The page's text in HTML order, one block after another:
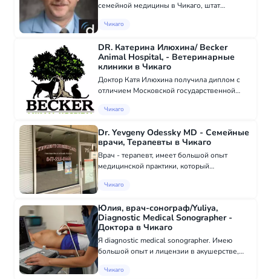
семейной медицины в Чикаго, штат
СПЕЦИАЛЬНОСТЬ: Семейная медицина.
первичной медико-сан...
Чикаго
DR. Катерина Илюхина/ Becker
Animal Hospital, - Ветеринарные
клиники в Чикаго
Доктор Катя Илюхина получила диплом с
отличием Московской государственной
реферальном центре. После переезда в
занималась частной п...
Чикаго
Dr. Yevgeny Odessky MD - Семейные
врачи, Терапевты в Чикаго
Врач - терапевт, имеет большой опыт
медицинской практики, который
Получил медицинскую степень Минского
году. Он работает...
Чикаго
Юлия, врач-сонограф/Yuliya,
Diagnostic Medical Sonographer -
Доктора в Чикаго
Я diagnostic medical sonographer. Имею
большой опыт и лицензии в акушерстве,
щитовидной железы. Также делаю 3D УЗИ
Чикаго